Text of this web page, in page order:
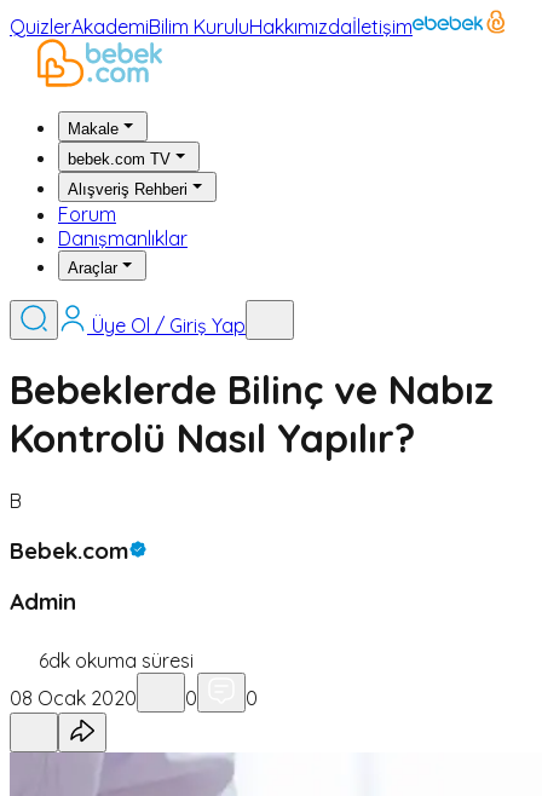
QuizlerAkademiBilim KuruluHakkımızdaİletişim
Makale
bebek.com TV
Alışveriş Rehberi
Forum
Danışmanlıklar
Araçlar
Üye Ol / Giriş Yap
Bebeklerde Bilinç ve Nabız
Kontrolü Nasıl Yapılır?
B
Bebek.com
Admin
6dk okuma süresi
08 Ocak 2020
0 0